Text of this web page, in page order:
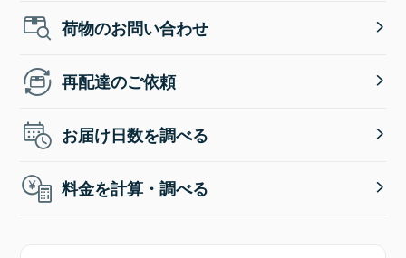
荷物のお問い合わせ
再配達のご依頼
お届け日数を調べる
料金を計算・調べる